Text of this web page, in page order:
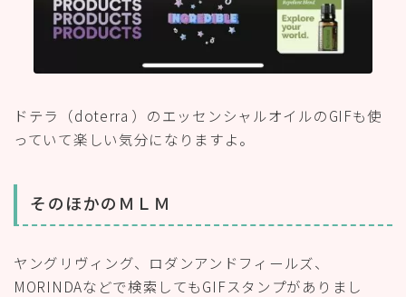
ドテラ（doterra ）のエッセンシャルオイルのGIFも使
っていて楽しい気分になりますよ。
そのほかのＭＬＭ
ヤングリヴィング、ロダンアンドフィールズ、
MORINDAなどで検索してもGIFスタンプがありまし